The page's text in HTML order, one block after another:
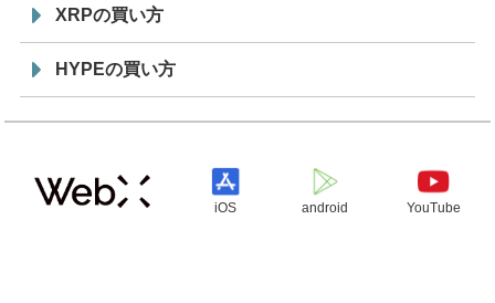
XRPの買い方
HYPEの買い方
iOS android YouTube